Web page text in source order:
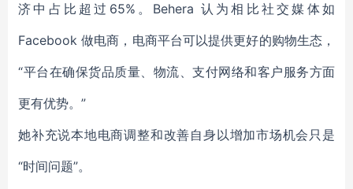
济中占比超过65%。Behera 认为相比社交媒体如
Facebook 做电商，电商平台可以提供更好的购物生态，
“平台在确保货品质量、物流、支付网络和客户服务方面
更有优势。”
她补充说本地电商调整和改善自身以增加市场机会只是
“时间问题”。